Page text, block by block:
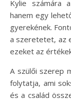
Kylie számára
hanem egy
gyerekének.
a szeretetet, az
ezeket az
A szülői szerep
folytatja, ami
és a család